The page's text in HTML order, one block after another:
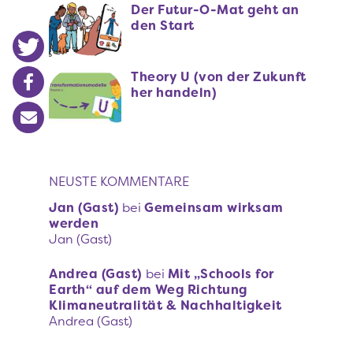
Der Futur-O-Mat geht an
den Start
Theory U (von der Zukunft
her handeln)
NEUSTE KOMMENTARE
Jan (Gast) bei Gemeinsam wirksam
werden
Jan (Gast)
Andrea (Gast) bei Mit „Schools for
Earth“ auf dem Weg Richtung
Klimaneutralität & Nachhaltigkeit
Andrea (Gast)